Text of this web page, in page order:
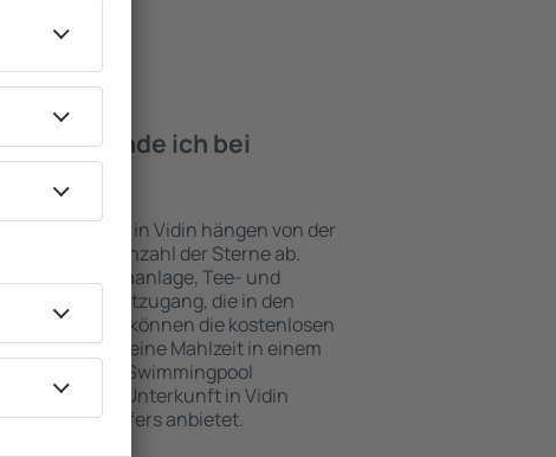
finde ich bei
Unterkünften in Vidin hängen von der
und der Anzahl der Sterne ab.
Balkon, Klimaanlage, Tee- und
und Internetzugang, die in den
Besucher können die kostenlosen
benutzen, eine Mahlzeit in einem
ein Hotel mit Swimmingpool
eine Unterkunft in Vidin
anbietet.